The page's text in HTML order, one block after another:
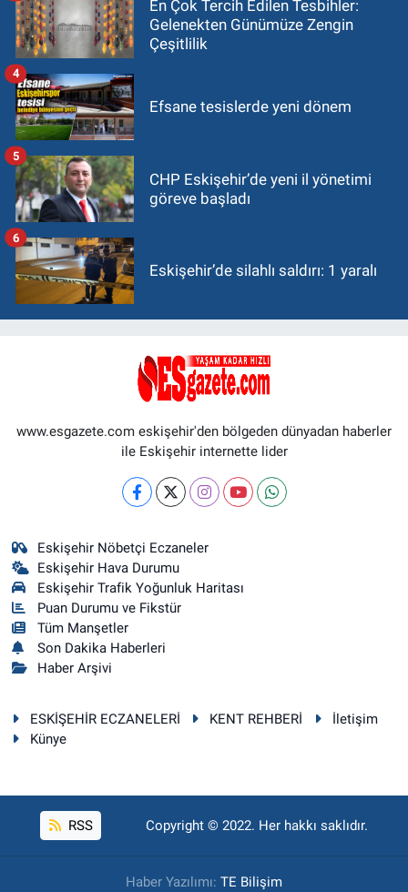
En Çok Tercih Edilen Tesbihler:
Gelenekten Günümüze Zengin
Çeşitlilik
Efsane tesislerde yeni dönem
4
CHP Eskişehir’de yeni il yönetimi
göreve başladı
5
Eskişehir’de silahlı saldırı: 1 yaralı
6
www.esgazete.com eskişehir'den bölgeden dünyadan haberler
ile Eskişehir internette lider
Eskişehir Nöbetçi Eczaneler
Eskişehir Hava Durumu
Eskişehir Trafik Yoğunluk Haritası
Puan Durumu ve Fikstür
Tüm Manşetler
Son Dakika Haberleri
Haber Arşivi
ESKİŞEHİR ECZANELERİ KENT REHBERİ
İletişim
Künye
RSS Copyright © 2022. Her hakkı saklıdır.
Haber Yazılımı: TE Bilişim